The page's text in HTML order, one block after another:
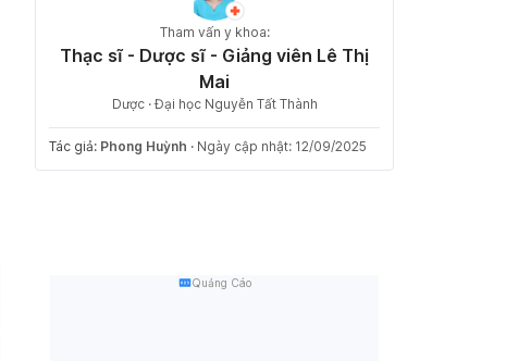
Tham vấn y khoa:
Thạc sĩ - Dược sĩ - Giảng viên Lê Thị
Mai
Dược · Đại học Nguyễn Tất Thành
Tác giả: Phong Huỳnh · Ngày cập nhật: 12/09/2025
Quảng Cáo